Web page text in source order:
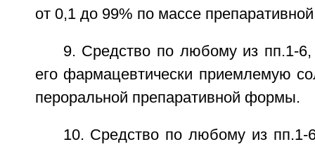
от 0,1 до 99% по массе
9. Средство по любому из пп.1-6,
его фармацевтически приемлемую
пероральной препаративной формы.
10. Средство по любому из пп.1-